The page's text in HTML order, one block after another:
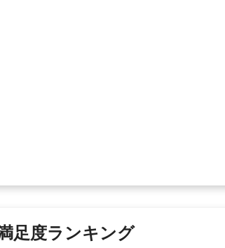
足度ランキング